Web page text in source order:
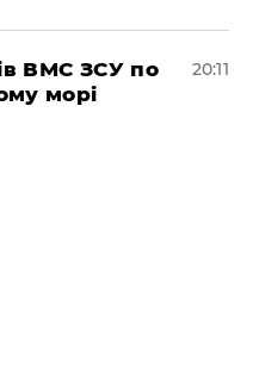
ВМС ЗСУ по
морі
20:11